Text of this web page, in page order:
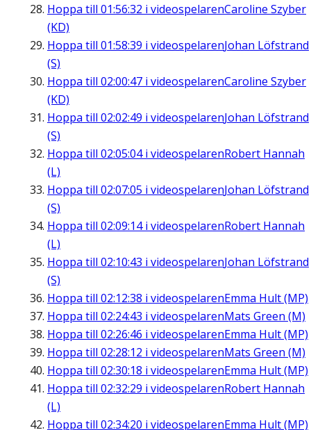
Hoppa till 01:56:32 i videospelarenCaroline Szyber
(KD)
Hoppa till 01:58:39 i videospelarenJohan Löfstrand
(S)
Hoppa till 02:00:47 i videospelarenCaroline Szyber
(KD)
Hoppa till 02:02:49 i videospelarenJohan Löfstrand
(S)
Hoppa till 02:05:04i videospelarenRobert Hannah
(L)
Hoppa till 02:07:05 i videospelarenJohan Löfstrand
(S)
Hoppa till 02:09:14i videospelarenRobert Hannah
(L)
Hoppa till 02:10:43 i videospelarenJohan Löfstrand
(S)
Hoppa till 02:12:38 i videospelarenEmma Hult (MP)
Hoppa till 02:24:43 i videospelarenMats Green (M)
Hoppa till 02:26:46 i videospelarenEmma Hult (MP)
Hoppa till 02:28:12 i videospelarenMats Green (M)
Hoppa till 02:30:18 i videospelarenEmma Hult (MP)
Hoppa till 02:32:29 i videospelarenRobert Hannah
(L)
Hoppa till 02:34:20 i videospelarenEmma Hult (MP)